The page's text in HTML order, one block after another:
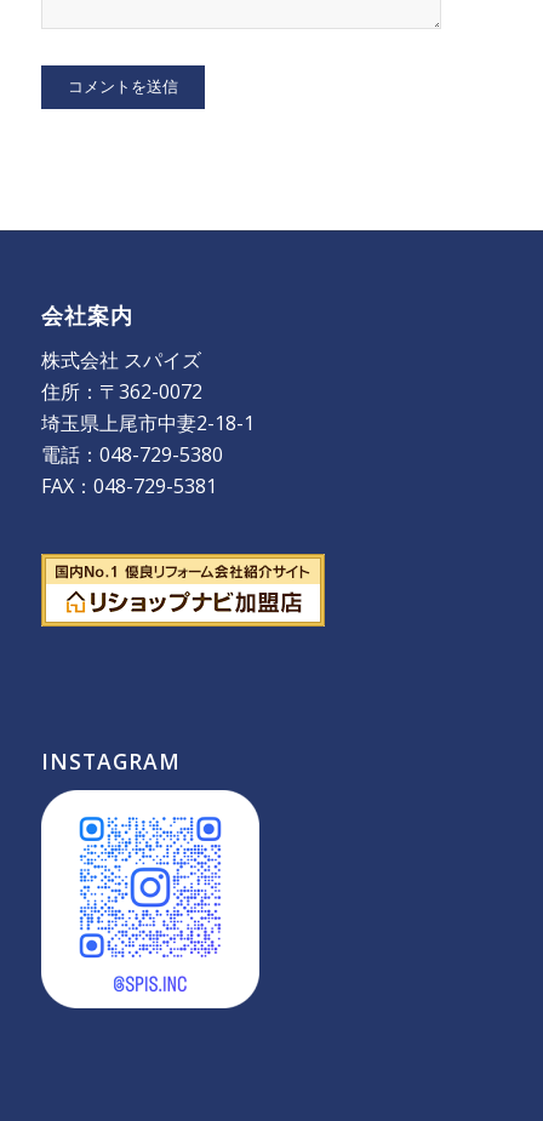
会社案内
株式会社 スパイズ
住所：〒362-0072
埼玉県上尾市中妻2-18-1
電話：048-729-5380
FAX：048-729-5381
INSTAGRAM